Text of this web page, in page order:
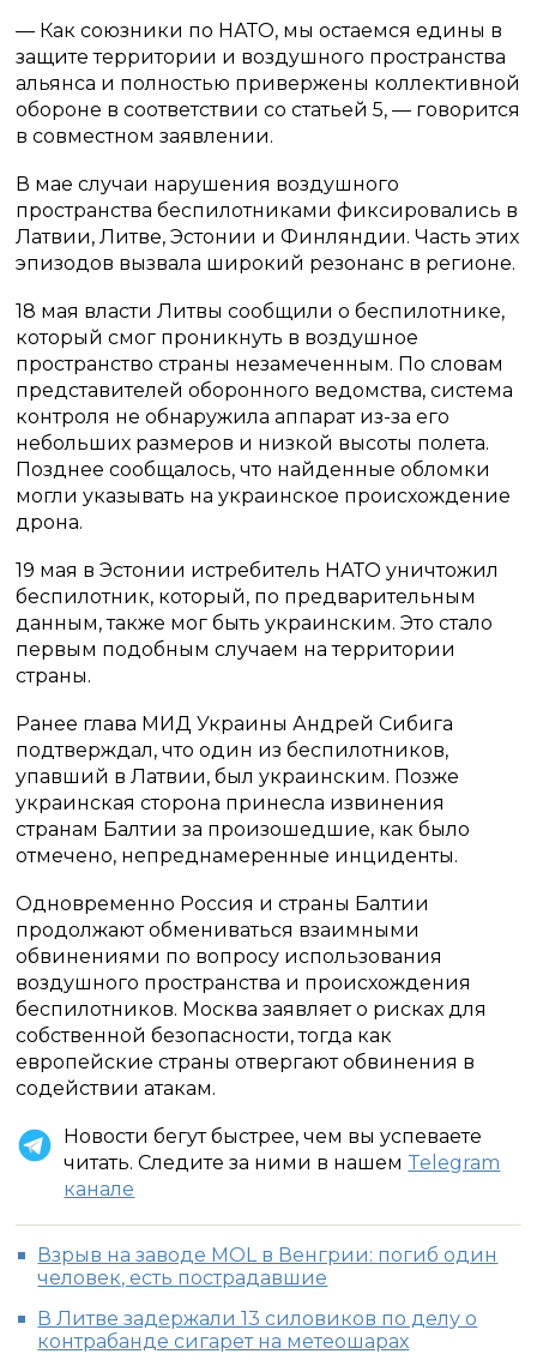
— Как союзники по НАТО, мы остаемся едины в
защите территории и воздушного пространства
альянса и полностью привержены коллективной
обороне в соответствии со статьей 5, — говорится
в совместном заявлении.
В мае случаи нарушения воздушного
пространства беспилотниками фиксировались в
Латвии, Литве, Эстонии и Финляндии. Часть этих
эпизодов вызвала широкий резонанс в регионе.
18 мая власти Литвы сообщили о беспилотнике,
который смог проникнуть в воздушное
пространство страны незамеченным. По словам
представителей оборонного ведомства, система
контроля не обнаружила аппарат из-за его
небольших размеров и низкой высоты полета.
Позднее сообщалось, что найденные обломки
могли указывать на украинское происхождение
дрона.
19 мая в Эстонии истребитель НАТО уничтожил
беспилотник, который, по предварительным
данным, также мог быть украинским. Это стало
первым подобным случаем на территории
страны.
Ранее глава МИД Украины Андрей Сибига
подтверждал, что один из беспилотников,
упавший в Латвии, был украинским. Позже
украинская сторона принесла извинения
странам Балтии за произошедшие, как было
отмечено, непреднамеренные инциденты.
Одновременно Россия и страны Балтии
продолжают обмениваться взаимными
обвинениями по вопросу использования
воздушного пространства и происхождения
беспилотников. Москва заявляет о рисках для
собственной безопасности, тогда как
европейские страны отвергают обвинения в
содействии атакам.
Новости бегут быстрее, чем вы успеваете
читать. Следите за ними в нашем Telegram
канале
Взрыв на заводе MOL в Венгрии: погиб один
человек, есть пострадавшие
В Литве задержали 13 силовиков по делу о
контрабанде сигарет на метеошарах